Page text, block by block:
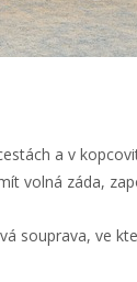
a v
volná záda,
souprava, ve